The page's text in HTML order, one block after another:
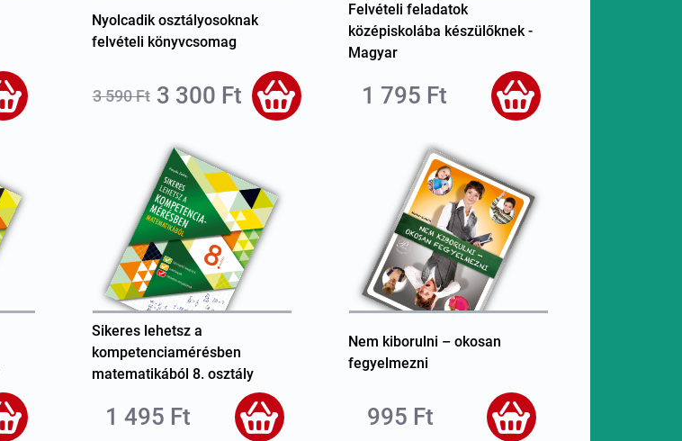
Nyolcadik osztályosoknak
felvételi könyvcsomag
3 590 Ft 3 300 Ft
Felvételi feladatok
középiskolába készülőknek -
Magyar
1 795 Ft
Sikeres lehetsz a
kompetenciamérésben
matematikából 8. osztály
1 495 Ft
Nem kiborulni – okosan
fegyelmezni
995 Ft